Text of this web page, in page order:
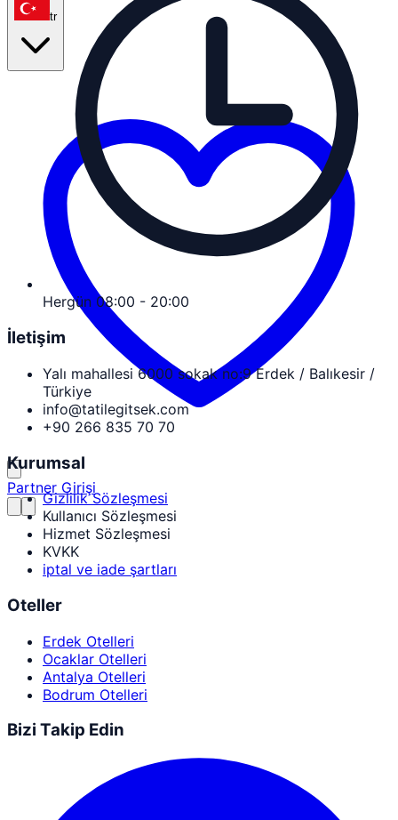
tr
Partner Girişi
Hergün 08:00 - 20:00
İletişim
Yalı mahallesi 6000 sokak no:9 Erdek / Balıkesir /
Türkiye
info@tatilegitsek.com
+90 266 835 70 70
Kurumsal
Gizlilik Sözleşmesi
Kullanıcı Sözleşmesi
Hizmet Sözleşmesi
KVKK
iptal ve iade şartları
Oteller
Erdek Otelleri
Ocaklar Otelleri
Antalya Otelleri
Bodrum Otelleri
Bizi Takip Edin